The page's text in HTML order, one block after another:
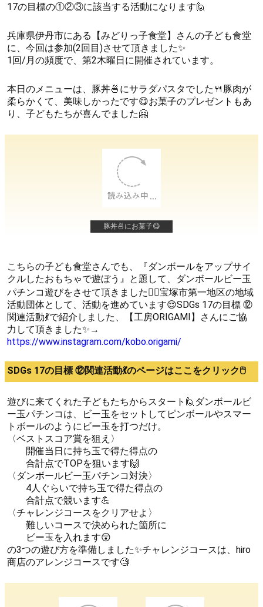
17の目標の①②③に該当する活動になります🙋
兵庫県伊丹市にある【みどりっ子食堂】さんの子ども食堂
に、今回は参加(2回目)させて頂きました✨
1回/月の頻度で、第2木曜日に開催されています。
本日のメニューは、豚丼🍜にサラダパスタでした🍴豚肉が
柔らかくて、美味しかったです😋お菓子のプレゼントもあ
り、子どもたちが喜んでました🤗
豚丼🍜にお菓子😋
こちらの子ども食堂さんでも、『ダンボールをアップサイ
クルしたおもちゃで遊ぼう』と題して、ダンボールビー玉
パチンコ遊びをさせて頂きました🙇‍♀宝塚市第一地区の地域
活動団体として、活動を進めています😌SDGs 17の目標 ⑫
関連活動💃で紹介しました、【工房ORIGAMI】さんにご協
力して頂きました✨→
https://www.instagram.com/kobo.origami/
SDGs 17の目標 ⑫関連活動💃のページはここをクリック🖱️
遊びに来てくれた子どもたちからスタート🙋ダンボールビ
ー玉パチンコは、ビー玉をセットしてピンボールやスマー
トボールのようにビー玉を打つだけ。
〈ベストスコア賞を狙え〉
開催当日に持ち玉で得た得点の
合計点でTOPを狙います🙌
〈ダンボールビー玉パチンコ対決〉
4人ぐらいで持ち玉で得た得点の
合計点で競います💪
〈チャレンジコースをクリアせよ〉
難しいコースで決められた箇所に
ビー玉を入れます😲
の3つの遊び方を準備しました✨チャレンジコースは、hiro
商店のアレンジコースです🧐